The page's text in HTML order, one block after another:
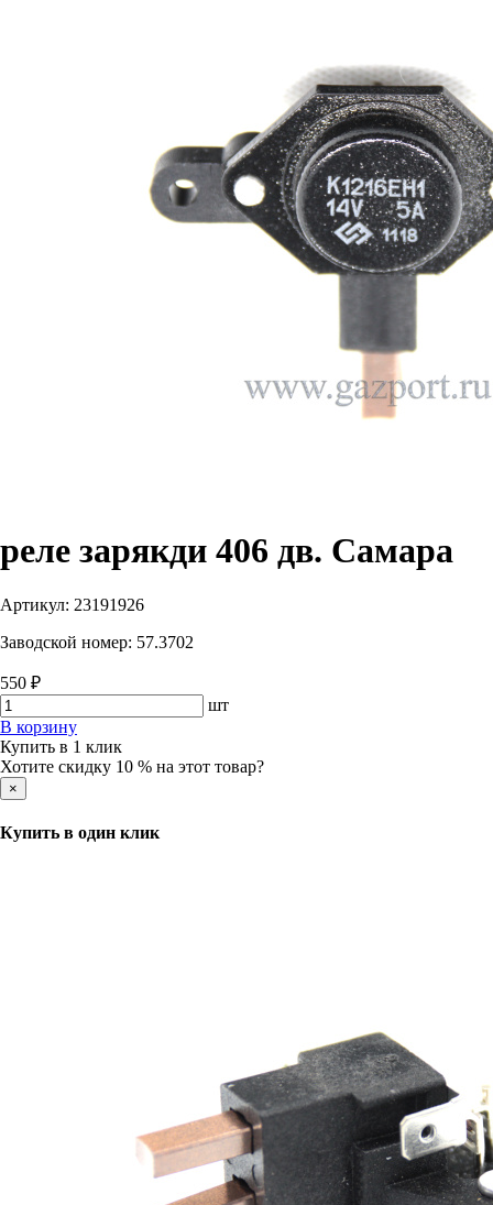
реле зарякди 406 дв. Самара
Артикул: 23191926
Заводской номер: 57.3702
550 ₽
шт
В корзину
Купить в 1 клик
Хотите скидку 10 % на этот товар?
×
Купить в один клик